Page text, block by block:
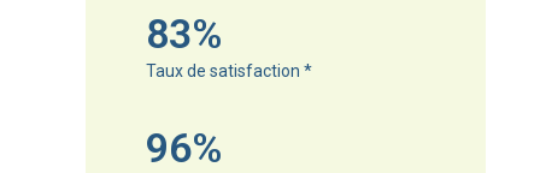
83%
Taux de satisfaction *
96%